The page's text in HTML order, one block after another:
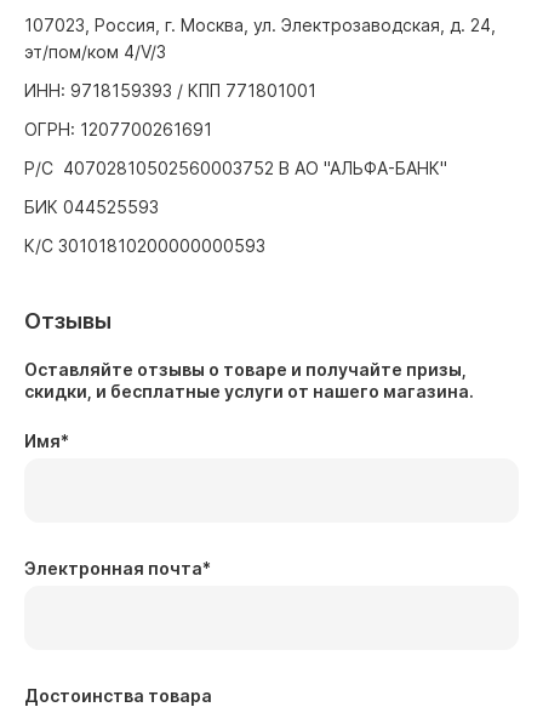
107023, Россия, г. Москва, ул. Электрозаводская, д. 24,
эт/пом/ком 4/V/3
ИНН: 9718159393 / КПП 771801001
ОГРН: 1207700261691
Р/С 40702810502560003752 В АО "АЛЬФА-БАНК"
БИК 044525593
К/С 30101810200000000593
Отзывы
Оставляйте отзывы о товаре и получайте призы,
скидки, и бесплатные услуги от нашего магазина.
Имя*
Электронная почта*
Достоинства товара